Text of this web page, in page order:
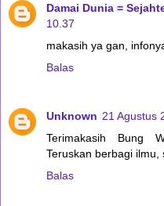
Damai Dunia =
10.37
makasih ya gan,
Balas
Unknown 21 Agustus
Terimakasih Bung
Teruskan berbagi ilmu,
Balas